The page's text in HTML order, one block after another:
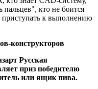
пальцев", кто не боится
приступать к выполнению
конструкторов
Русская
приз победителю
или ящик пива.